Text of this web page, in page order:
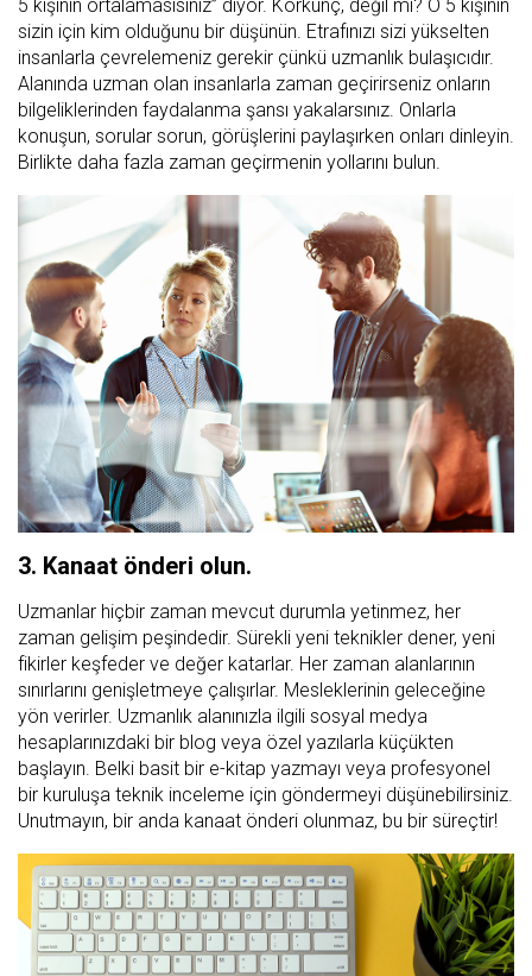
5 kişinin ortalamasısınız” diyor. Korkunç, değil mi? O 5 kişinin
sizin için kim olduğunu bir düşünün. Etrafınızı sizi yükselten
insanlarla çevrelemeniz gerekir çünkü uzmanlık bulaşıcıdır.
Alanında uzman olan insanlarla zaman geçirirseniz onların
bilgeliklerinden faydalanma şansı yakalarsınız. Onlarla
konuşun, sorular sorun, görüşlerini paylaşırken onları dinleyin.
Birlikte daha fazla zaman geçirmenin yollarını bulun.
3. Kanaat önderi olun.
Uzmanlar hiçbir zaman mevcut durumla yetinmez, her
zaman gelişim peşindedir. Sürekli yeni teknikler dener, yeni
fikirler keşfeder ve değer katarlar. Her zaman alanlarının
sınırlarını genişletmeye çalışırlar. Mesleklerinin geleceğine
yön verirler. Uzmanlık alanınızla ilgili sosyal medya
hesaplarınızdaki bir blog veya özel yazılarla küçükten
başlayın. Belki basit bir e-kitap yazmayı veya profesyonel
bir kuruluşa teknik inceleme için göndermeyi düşünebilirsiniz.
Unutmayın, bir anda kanaat önderi olunmaz, bu bir süreçtir!